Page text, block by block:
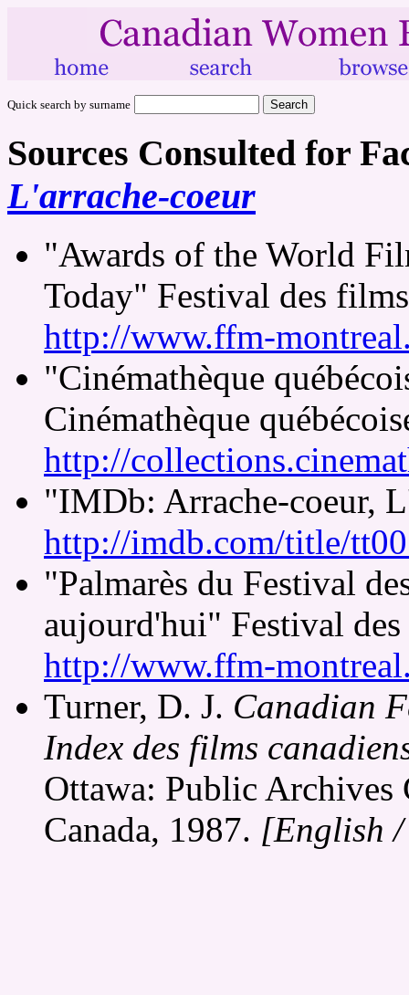
Quick search by surname
Sources Consulted for
L'arrache-coeur
"Awards of the World
Today" Festival des
http://www.ffm-
"Cinémathèque
Cinémathèque
http://
"IMDb: Arrache-coeur,
http://imdb.com/title/
"Palmarès du Festival
aujourd'hui" Festival
http://www.ffm-
Turner, D. J. Canadian
Index des films
Ottawa: Public Archives
Canada, 1987. [English